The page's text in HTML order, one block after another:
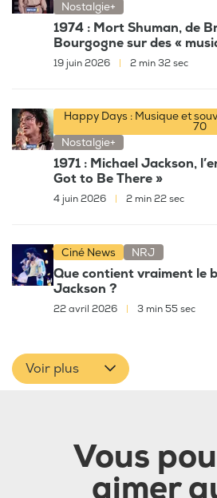
Nostalgie+
1974 : Mort Shuman, de
Bourgogne sur des «
19 juin 2026 2 min 32 sec
Happy Days : Musique et
70
Nostalgie+
1971 : Michael Jackson,
Got to Be There »
4 juin 2026 2 min 22 sec
Ciné News NRJ
Que contient vraiment le
Jackson ?
22 avril 2026 3 min 55 sec
Voir plus
Vous
aimer